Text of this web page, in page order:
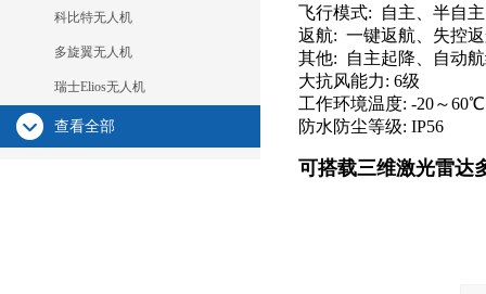
科比特无人机
多旋翼无人机
瑞士Elios无人机
查看全部
飞行模式:
自主、半自主
返航: 一键返航、失控
其他:
自主起降、自动
大抗风能力: 6级
工作环境温度: -20～
防水防尘等级: IP56
可搭载三维激光雷达